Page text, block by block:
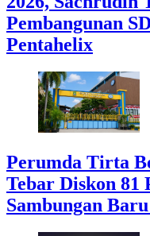
Pembangunan
Pentahelix
Perumda Tirta
Tebar Diskon 81
Sambungan